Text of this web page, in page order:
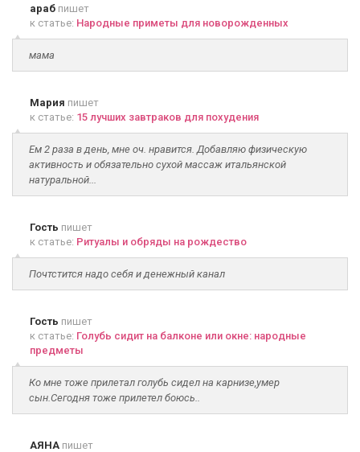
араб пишет
к статье: Народные приметы для новорожденных
мама
Мария пишет
к статье: 15 лучших завтраков для похудения
Ем 2 раза в день, мне оч. нравится. Добавляю физическую
активность и обязательно сухой массаж итальянской
натуральной...
Гость пишет
к статье: Ритуалы и обряды на рождество
Почтстится надо себя и денежный канал
Гость пишет
к статье: Голубь сидит на балконе или окне: народные
предметы
Ко мне тоже прилетал голубь сидел на карнизе,умер
сын.Сегодня тоже прилетел боюсь..
АЯНА пишет